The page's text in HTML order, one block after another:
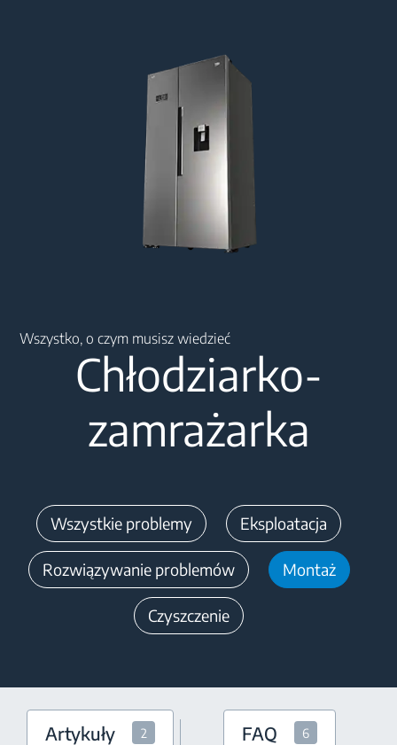
Wszystko, o czym musisz wiedzieć
Chłodziarko-
zamrażarka
Wszystkie problemy Eksploatacja
Rozwiązywanie problemów Montaż
Czyszczenie
Artykuły 2 FAQ 6